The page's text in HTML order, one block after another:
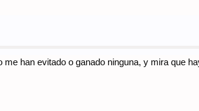
han evitado o ganado ninguna, y mira que